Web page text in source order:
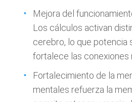
Mejora del
Los cálculos activan
cerebro, lo que potencia
fortalece las conexiones
Fortalecimiento de la
mentales refuerza la